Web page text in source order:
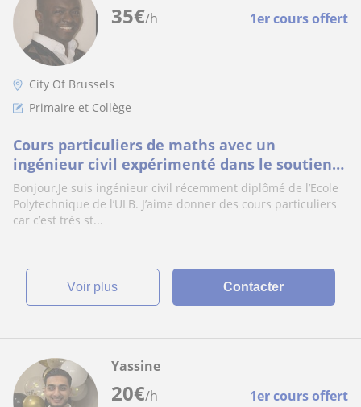
35€/h 1er cours offert
City Of Brussels
Primaire et Collège
Cours particuliers de maths avec un
ingénieur civil expérimenté dans le soutien
scolaire
Bonjour,Je suis ingénieur civil récemment diplômé de l’Ecole
Polytechnique de l’ULB. J’aime donner des cours particuliers
car c’est très st...
voir plus Contacter
20€/h 1er cours offert
Yassine